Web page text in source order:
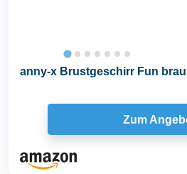
anny-x Brustgeschirr Fun
Zum